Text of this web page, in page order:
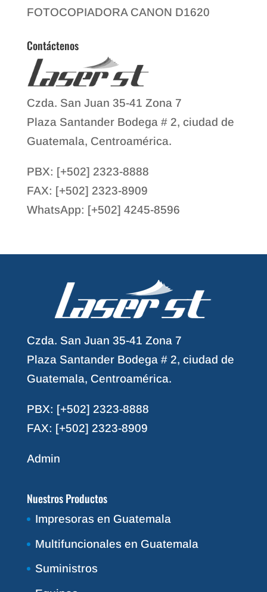
FOTOCOPIADORA CANON D1620
Contáctenos
Czda. San Juan 35-41 Zona 7
Plaza Santander Bodega # 2, ciudad de
Guatemala, Centroamérica.
PBX: [+502] 2323-8888
FAX: [+502] 2323-8909
WhatsApp: [+502] 4245-8596
Czda. San Juan 35-41 Zona 7
Plaza Santander Bodega # 2, ciudad de
Guatemala, Centroamérica.
PBX: [+502] 2323-8888
FAX: [+502] 2323-8909
Admin
Nuestros Productos
Impresoras en Guatemala
Multifuncionales en Guatemala
Suministros